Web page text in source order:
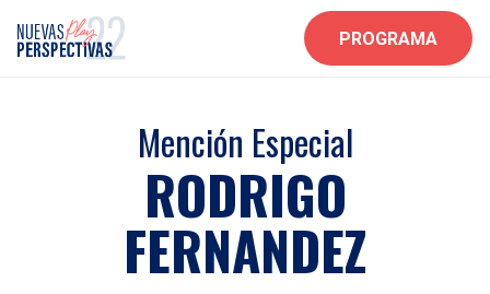
PROGRAMA
Mención Especial
RODRIGO
FERNANDEZ